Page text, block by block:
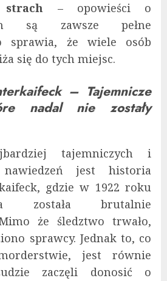
– opowieści o
są zawsze pełne
sprawia, że wiele osób
się do tych miejsc.
– Tajemnicze
nadal nie zostały
tajemniczych i
nawiedzeń jest historia
gdzie w 1922 roku
została brutalnie
że śledztwo trwało,
sprawcy. Jednak to, co
jest równie
zaczęli donosić o